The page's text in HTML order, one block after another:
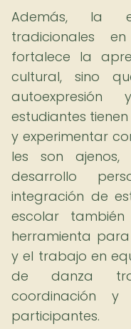
Además, la
tradicionales
fortalece la
cultural, sino
estudiantes
y experimentar
les son
desarrollo
integración de
escolar
herramienta
y el trabajo en
de danza
coordinación y
participantes.